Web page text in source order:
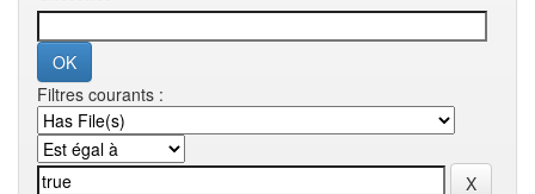
Filtres courants :